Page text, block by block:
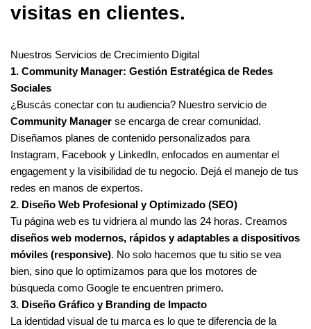
visitas en clientes.
Nuestros Servicios de Crecimiento Digital
1. Community Manager: Gestión Estratégica de Redes
Sociales
¿Buscás conectar con tu audiencia? Nuestro servicio de
Community Manager se encarga de crear comunidad.
Diseñamos planes de contenido personalizados para
Instagram, Facebook y LinkedIn, enfocados en aumentar el
engagement y la visibilidad de tu negocio. Dejá el manejo de tus
redes en manos de expertos.
2. Diseño Web Profesional y Optimizado (SEO)
Tu página web es tu vidriera al mundo las 24 horas. Creamos
diseños web modernos, rápidos y adaptables a dispositivos
móviles (responsive). No solo hacemos que tu sitio se vea
bien, sino que lo optimizamos para que los motores de
búsqueda como Google te encuentren primero.
3. Diseño Gráfico y Branding de Impacto
La identidad visual de tu marca es lo que te diferencia de la